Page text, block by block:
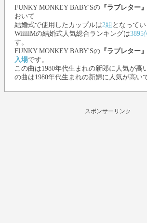
FUNKY MONKEY BΛBY'Sの『ラブレター』
おいて
結婚式で使用したカップルは2組 となってい
WiiiiiMの結婚式人気総合ランキングは3895
す。
FUNKY MONKEY BΛBY'Sの『ラブレター』
入場です。
この曲は1980年代生まれの新郎に人気が高
の曲は1980年代生まれの新婦に人気が高い
スポンサーリンク